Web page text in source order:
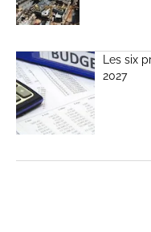
Les six
2027